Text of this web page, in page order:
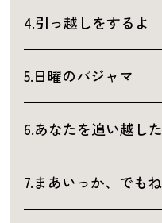
4.引っ越しをするよ
5.日曜のパジャマ
6.あなたを追い越した
7.まあいっか、でも